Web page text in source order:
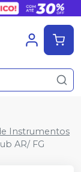
Instrumentos
AR/ FG